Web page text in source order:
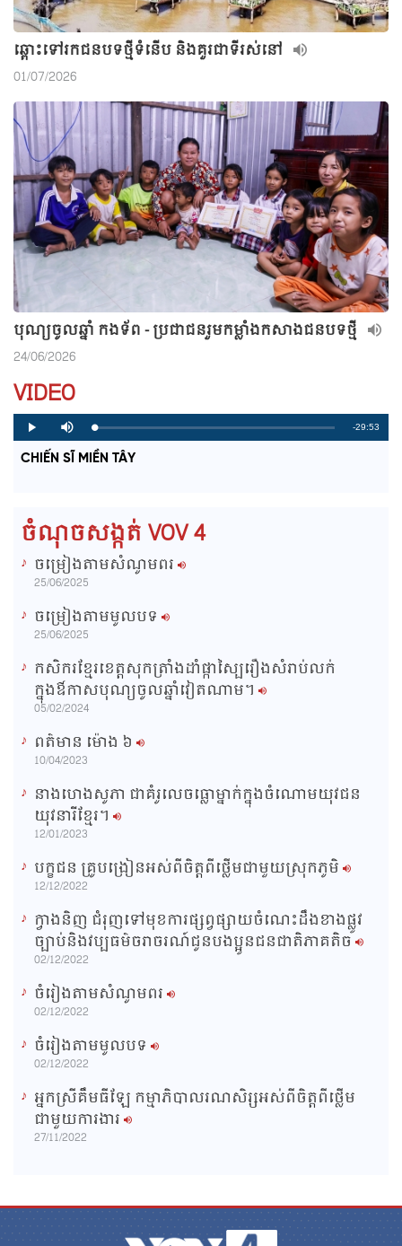
ឆ្ពោះទៅរកជនបទថ្មីទំនើប និងគួរជាទីរស់នៅ
01/07/2026
បុណ្យចូលឆ្នាំ កងទ័ព - ប្រជាជនរួមកម្លាំងកសាងជនបទថ្មី
24/06/2026
VIDEO
P
l
y
M
u
e
L
o
a
d
P
r
o
g
R
-29:53
CHIẾN SĨ MIỀN TÂY
ចំណុចសង្កត់ VOV 4
ចម្រៀងតាមសំណូមពរ
25/06/2025
ចម្រៀងតាមមូលបទ
25/06/2025
កសិករខ្មែរខេត្តសុកត្រាំងដាំផ្កាស្បៃរឿងសំរាប់លក់
ក្នុងឳកាសបុណ្យចូលឆ្នាំវៀតណាម។
05/02/2024
ពត៌មាន ម៉ោង​ ៦
10/04/2023
នាងហេងសូភា ជាគំរូលេចធ្លោម្នាក់ក្នុងចំណោមយុវជន
យុវនារីខ្មែរ។
12/01/2023
បក្ខជន គ្រូបង្រៀនអស់ពីចិត្តពីថ្លើមជាមួយស្រុកភូមិ
12/12/2022
ក្វាងនិញ ជំរុញទៅមុខការផ្សព្វផ្សាយចំណេះដឹងខាងផ្លូវ
ច្បាប់និងវប្បធម៌ចរាចរណ៍ជូនបងប្អូនជនជាតិភាគតិច
02/12/2022
ចំរៀងតាមសំណូមពរ
02/12/2022
ចំរៀងតាមមូលបទ
02/12/2022
អ្នកស្រីគឹមធីឡែ កម្មាភិបាលរណសិរ្សអស់ពីចិត្តពីថ្លើម
ជាមួយការងារ
27/11/2022